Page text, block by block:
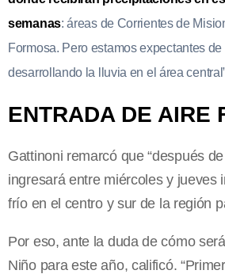
semanas: áreas de Corrientes de
Formosa. Pero estamos expectantes
desarrollando la lluvia en el área
ENTRADA DE AIRE
Gattinoni remarcó que “después
ingresará entre miércoles y jueves
frío en el centro y sur de la región
Por eso, ante la duda de cómo
Niño para este año, calificó.